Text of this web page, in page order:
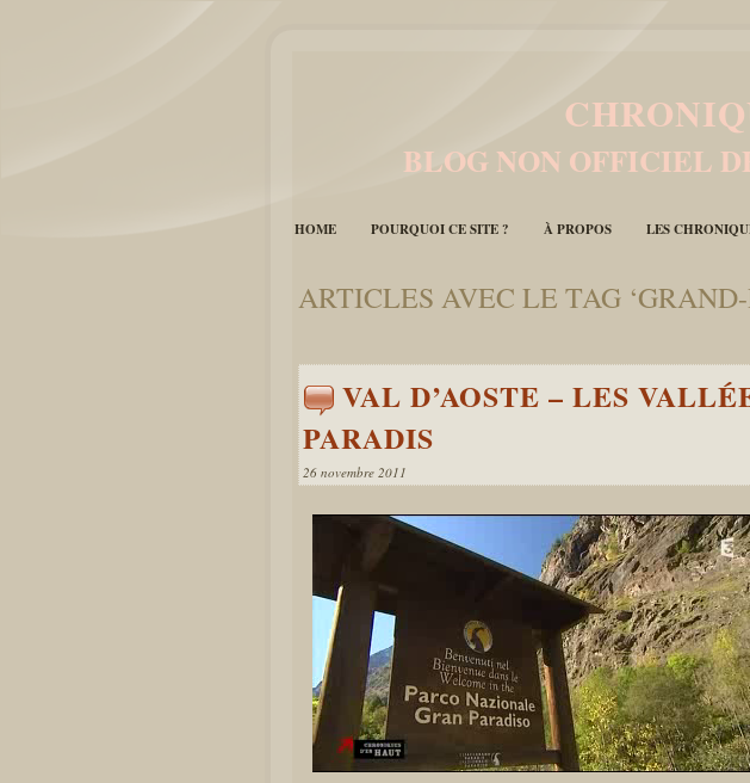
BLOG NON OFFICIEL
HOME POURQUOI CE SITE ? À PROPOS LES
ARTICLES AVEC LE TAG ‘GRAND-
VAL D’AOSTE – LES
PARADIS
26 novembre 2011